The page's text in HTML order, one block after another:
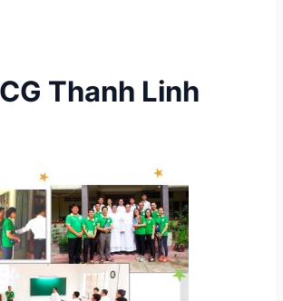
Thanh Linh